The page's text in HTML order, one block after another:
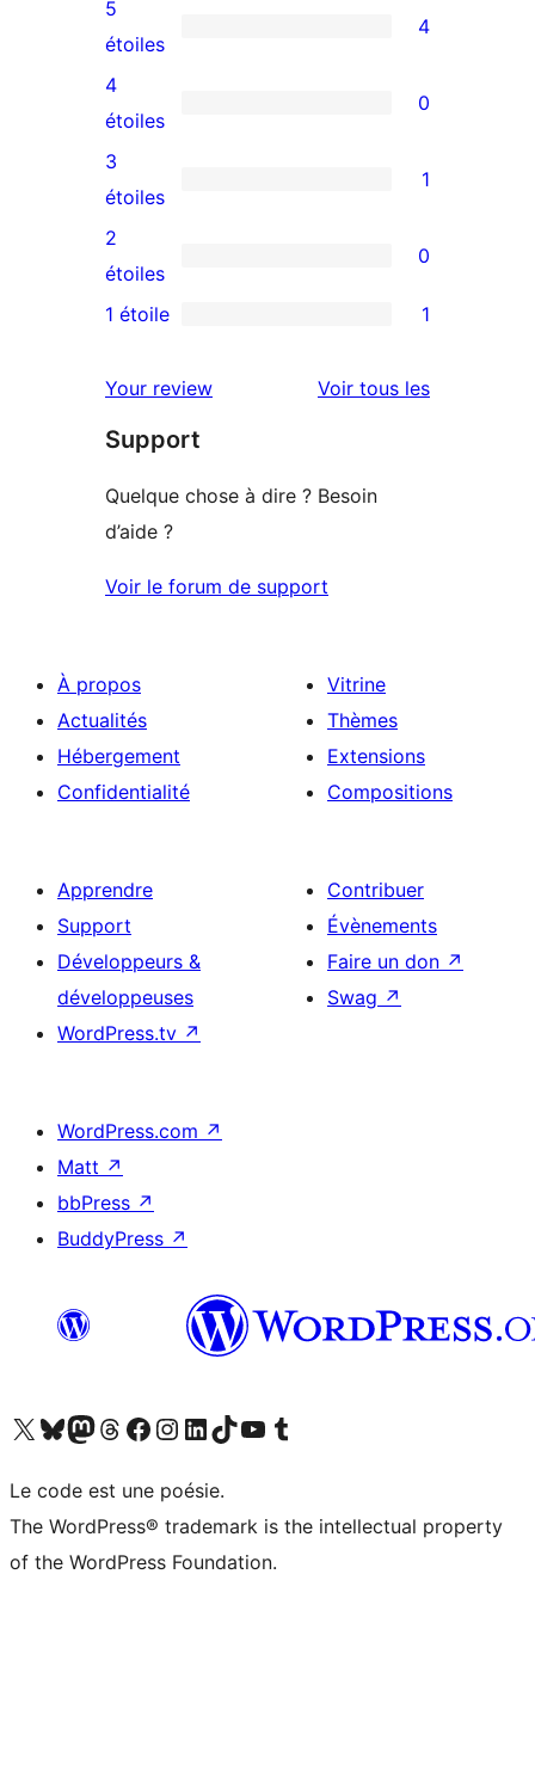
4
avis
à
5
étoiles
5
étoiles
4
0
avis
à
4
étoile
4
étoiles
0
1
avis
à
3
3
étoiles
1
0
avis
2
2
étoiles
0
à
1
1 étoile 1
Your review Voir tous lesavis
Support
Quelque chose à dire ? Besoin
d’aide ?
Voir le forum de support
À propos
Actualités
Hébergement
Confidentialité
Vitrine
Thèmes
Extensions
Compositions
Apprendre
Support
Développeurs &
développeuses
WordPress.tv ↗
Contribuer
Évènements
Faire un don ↗
Swag ↗
WordPress.com ↗
Matt ↗
bbPress ↗
BuddyPress ↗
Visitez notre compte X (précédemment Twitter)
Visiter notre compte Bluesky
Visiter notre compte Mastodon
Visiter notre compte Threads
Consulter notre compte Facebook
Consulter notre compte Instagram
Consulter notre compte LinkedIn
Visiter notre compte TokTok
Visiter notre chaîne YouTube
Visiter notre compte Tumblr
Le code est une poésie.
The WordPress® trademark is the intellectual property
of the WordPress Foundation.